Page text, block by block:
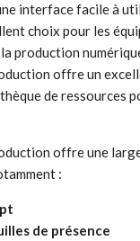
interface facile à
choix pour les
production
offre un
de ressources
offre une
:
de présence